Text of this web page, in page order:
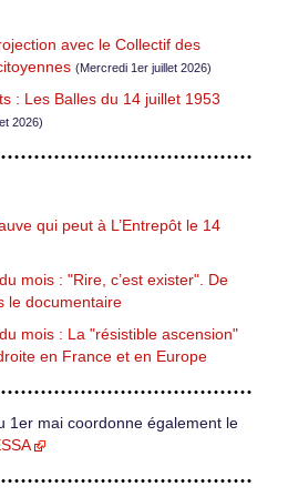
avec le Collectif des
(Mercredi 1er juillet 2026)
: Les Balles du 14 juillet 1953
2026)
qui peut à L’Entrepôt le 14
mois : "Rire, c’est exister". De
le documentaire
mois : La "résistible ascension"
en France et en Europe
1er mai coordonne également le